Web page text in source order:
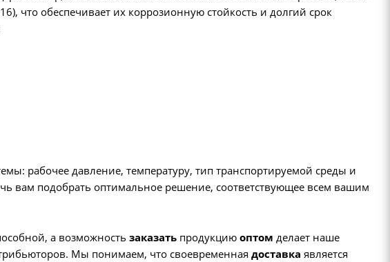
что обеспечивает их коррозионную стойкость и долгий срок
рабочее давление, температуру, тип транспортируемой среды и
вам подобрать оптимальное решение, соответствующее всем вашим
а возможность заказать продукцию оптом делает наше
Мы понимаем, что своевременная доставка является